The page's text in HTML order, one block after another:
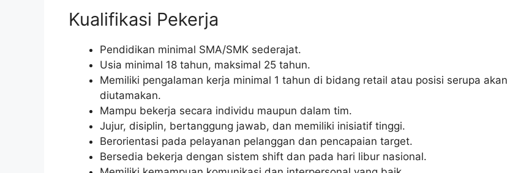
Kualifikasi Pekerja
Pendidikan minimal SMA/SMK sederajat.
Usia minimal 18 tahun, maksimal 25 tahun.
Memiliki pengalaman kerja minimal 1 tahun di bidang retail atau posisi serupa akan
diutamakan.
Mampu bekerja secara individu maupun dalam tim.
Jujur, disiplin, bertanggung jawab, dan memiliki inisiatif tinggi.
Berorientasi pada pelayanan pelanggan dan pencapaian target.
Bersedia bekerja dengan sistem shift dan pada hari libur nasional.